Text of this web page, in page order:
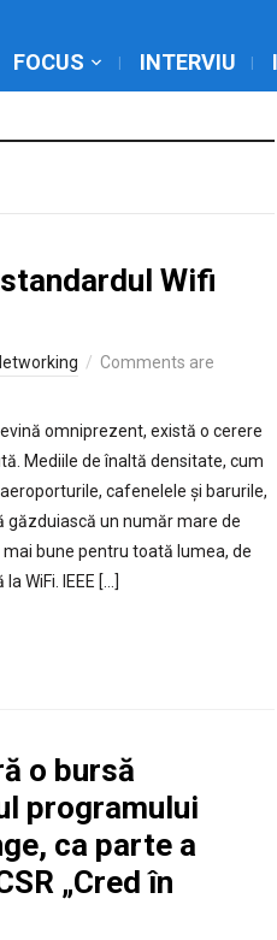
FOCUS INTERVIU
Wifi
Comments are
omniprezent, există o cerere
Mediile de înaltă densitate, cum
cafenelele și barurile,
un număr mare de
bune pentru toată lumea, de
WiFi. IEEE […]
o bursă
programului
ca parte a
„Cred în